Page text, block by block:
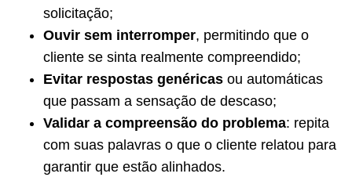
solicitação;
Ouvir sem interromper, permitindo que o
cliente se sinta realmente compreendido;
Evitar respostas genéricas ou automáticas
que passam a sensação de descaso;
Validar a compreensão do problema: repita
com suas palavras o que o cliente relatou para
garantir que estão alinhados.